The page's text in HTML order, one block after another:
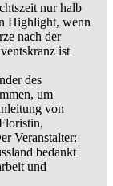
nur halb
Highlight, wenn
nach der
ist
des
um
von
Veranstalter:
bedankt
und